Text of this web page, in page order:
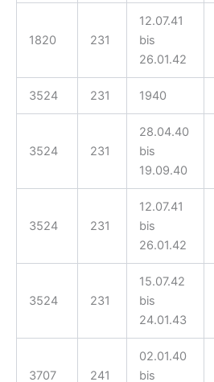
1820 231
12.07.41
bis
26.01.42
3524 231 1940
3524 231
28.04.40
bis
19.09.40
3524 231
12.07.41
bis
26.01.42
3524 231
15.07.42
bis
24.01.43
3707 241
02.01.40
bis